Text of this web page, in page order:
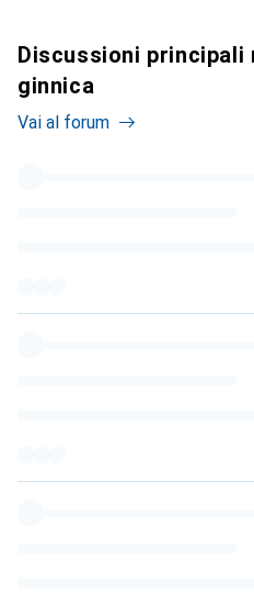
Discussioni principali
ginnica
Vai al forum